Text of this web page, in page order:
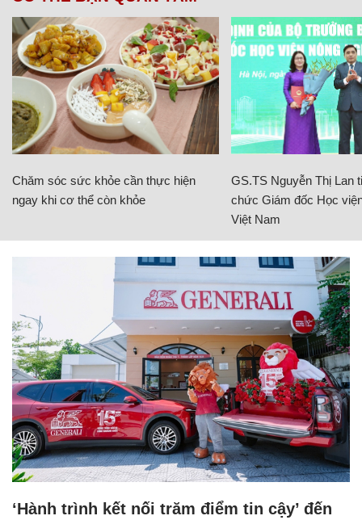
Chăm sóc sức khỏe cần thực hiện
ngay khi cơ thể còn khỏe
GS.TS Nguyễn Thị Lan
chức Giám đốc Học
Việt Nam
‘Hành trình kết nối trăm điểm tin cậy’ đến